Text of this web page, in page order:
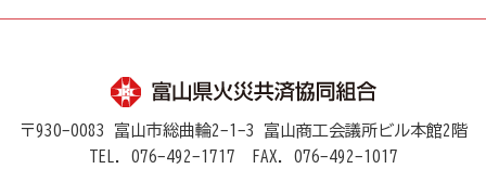
〒930-0083 富山市総曲輪2-1-3 富山商工会議所ビル本館2階
TEL．076-492-1717 FAX．076-492-1017